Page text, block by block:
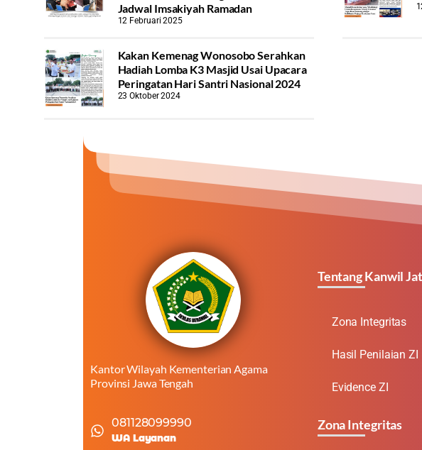
Jadwal Imsakiyah Ramadan
12 Februari 2025
Kakan Kemenag Wonosobo Serahkan
Hadiah Lomba K3 Masjid Usai Upacara
Peringatan Hari Santri Nasional 2024
23 Oktober 2024
Kantor Wilayah Kementerian Agama
Provinsi Jawa Tengah
081128099990
WA Layanan
Tentang Kanwil
Zona Integritas
Hasil Penilaian ZI
Evidence ZI
Zona Integritas